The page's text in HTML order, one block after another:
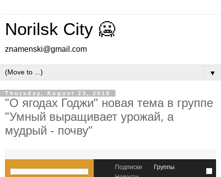
Norilsk City 🥶
znamenski@gmail.com
▼
Thursday, August 23, 2018
"О ягодах Годжи" новая тема в группе
"Умный выращивает урожай, а
мудрый - почву"
Подписки
Группы